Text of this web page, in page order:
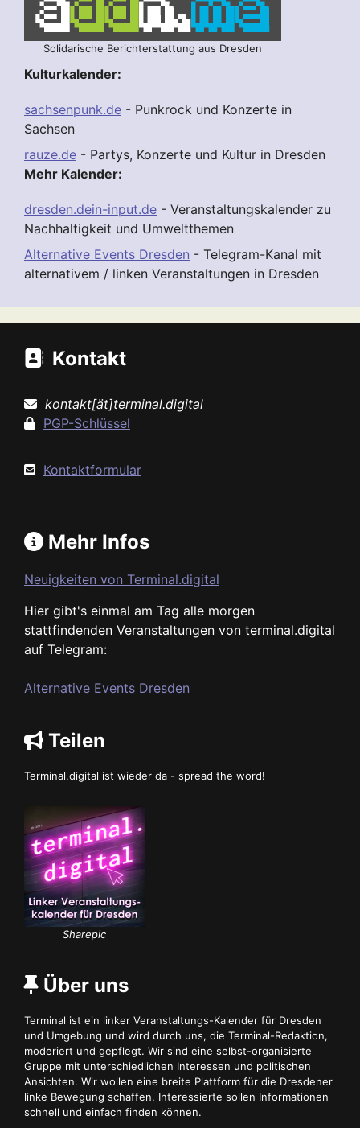
Solidarische Berichterstattung aus Dresden
Kulturkalender:
sachsenpunk.de - Punkrock und Konzerte in
Sachsen
rauze.de - Partys, Konzerte und Kultur in Dresden
Mehr Kalender:
dresden.dein-input.de - Veranstaltungskalender zu
Nachhaltigkeit und Umweltthemen
Alternative Events Dresden - Telegram-Kanal mit
alternativem / linken Veranstaltungen in Dresden
Kontakt
kontakt[ät]terminal.digital
PGP-Schlüssel
Kontaktformular
Mehr Infos
Neuigkeiten von Terminal.digital
Hier gibt's einmal am Tag alle morgen
stattfindenden Veranstaltungen von terminal.digital
auf Telegram:
Alternative Events Dresden
Teilen
Terminal.digital ist wieder da - spread the word!
Sharepic
Über uns
Terminal ist ein linker Veranstaltungs-Kalender für Dresden
und Umgebung und wird durch uns, die Terminal-Redaktion,
moderiert und gepflegt. Wir sind eine selbst-organisierte
Gruppe mit unterschiedlichen Interessen und politischen
Ansichten. Wir wollen eine breite Plattform für die Dresdener
linke Bewegung schaffen. Interessierte sollen Informationen
schnell und einfach finden können.